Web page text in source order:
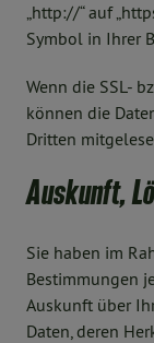
„http://“ auf
Symbol in Ihrer
Wenn die SSL-
können die
Dritten
Auskunft,
Sie haben im
Bestimmungen
Auskunft über
Daten, deren